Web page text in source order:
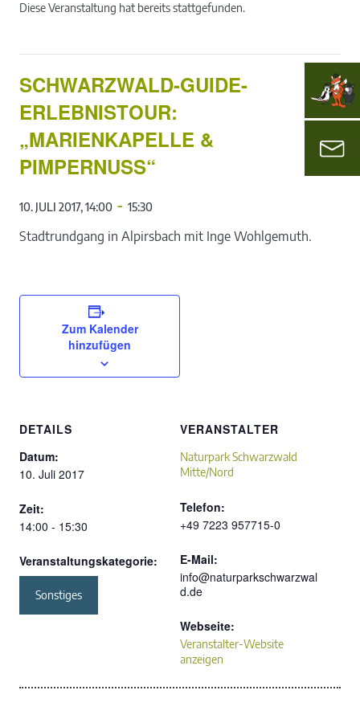
Diese Veranstaltung hat bereits stattgefunden.
SCHWARZWALD-GUIDE-
ERLEBNISTOUR:
„MARIENKAPELLE &
PIMPERNUSS“
10. JULI 2017, 14:00 - 15:30
Stadtrundgang in Alpirsbach mit Inge Wohlgemuth.
Zum Kalender
hinzufügen
DETAILS
Datum:
10. Juli 2017
Zeit:
14:00 - 15:30
Veranstaltungskategorie:
Sonstiges
VERANSTALTER
Naturpark Schwarzwald
Mitte/Nord
Telefon:
+49 7223 957715-0
E-Mail:
info@naturparkschwarzwal
d.de
Webseite:
Veranstalter-Website
anzeigen